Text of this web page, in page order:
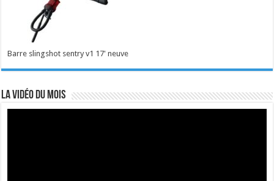
Barre slingshot sentry v1 17' neuve
La vidéo du mois